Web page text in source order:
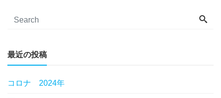
最近の投稿
コロナ 2024年